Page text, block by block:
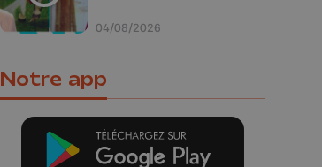
04/08/2026
Notre app